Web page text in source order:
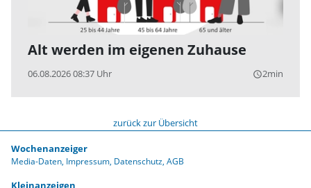
Alt werden im eigenen Zuhause
06.08.2026 08:37 Uhr query_builder2min
zurück zur Übersicht
Wochenanzeiger
Media-Daten Impressum Datenschutz AGB
Kleinanzeigen